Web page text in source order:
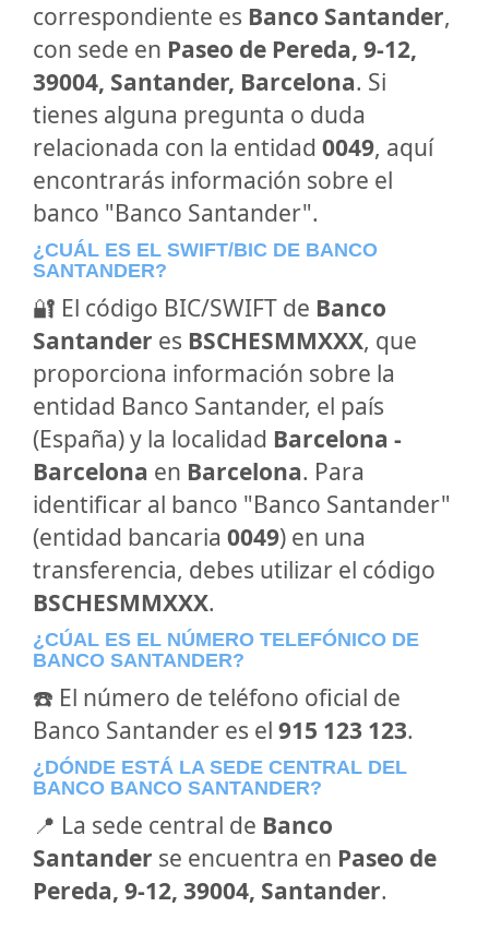
correspondiente es Banco Santander,
con sede en Paseo de Pereda, 9-12,
39004, Santander, Barcelona. Si
tienes alguna pregunta o duda
relacionada con la entidad 0049, aquí
encontrarás información sobre el
banco "Banco Santander".
¿CUÁL ES EL SWIFT/BIC DE BANCO
SANTANDER?
🔐 El código BIC/SWIFT de Banco
Santander es BSCHESMMXXX, que
proporciona información sobre la
entidad Banco Santander, el país
(España) y la localidad Barcelona -
Barcelona en Barcelona. Para
identificar al banco "Banco Santander"
(entidad bancaria 0049) en una
transferencia, debes utilizar el código
BSCHESMMXXX.
¿CÚAL ES EL NÚMERO TELEFÓNICO DE
BANCO SANTANDER?
☎️ El número de teléfono oficial de
Banco Santander es el 915 123 123.
¿DÓNDE ESTÁ LA SEDE CENTRAL DEL
BANCO BANCO SANTANDER?
📍 La sede central de Banco
Santander se encuentra en Paseo de
Pereda, 9-12, 39004, Santander.